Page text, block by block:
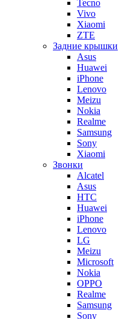
Tecno
Vivo
Xiaomi
ZTE
Задние крышки
Asus
Huawei
iPhone
Lenovo
Meizu
Nokia
Realme
Samsung
Sony
Xiaomi
Звонки
Alcatel
Asus
HTC
Huawei
iPhone
Lenovo
LG
Meizu
Microsoft
Nokia
OPPO
Realme
Samsung
Sony